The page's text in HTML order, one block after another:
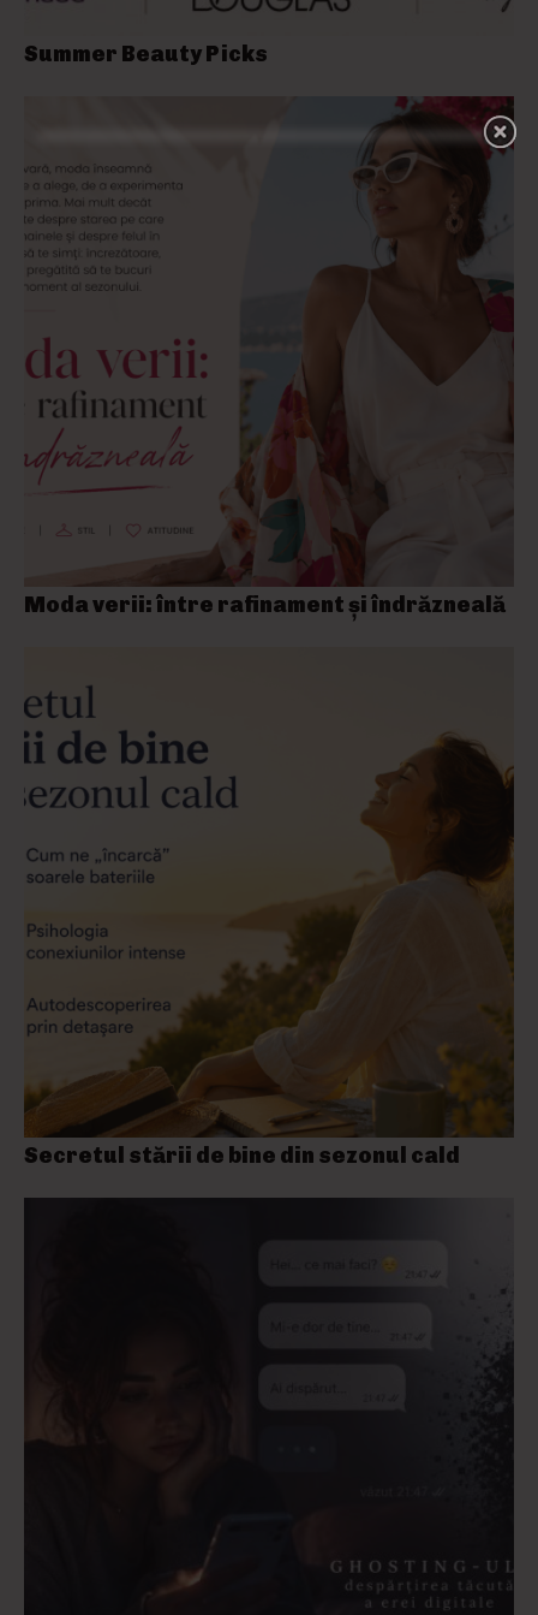
Summer Beauty Picks
Moda verii: între rafinament și îndrăzneală
Secretul stării de bine din sezonul cald